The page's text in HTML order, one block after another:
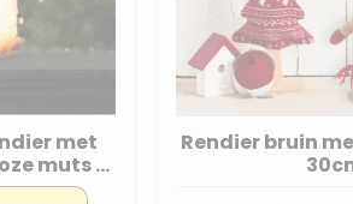
met
muts -
Rendier bruin